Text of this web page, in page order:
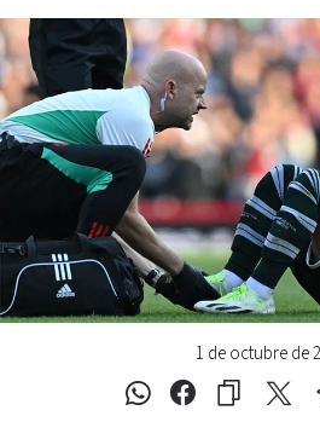
1 de octubre de